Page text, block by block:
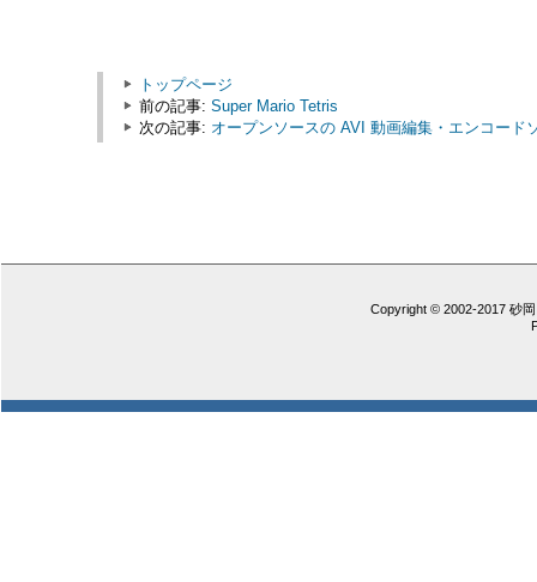
トップページ
前の記事: Super Mario Tetris
次の記事: オープンソースの AVI 動画編集・エンコード
Copyright © 2002-2017 砂